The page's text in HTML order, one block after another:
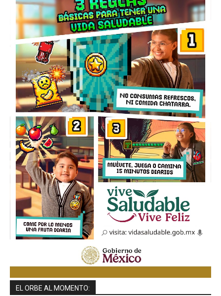
EL ORBE AL MOMENTO: